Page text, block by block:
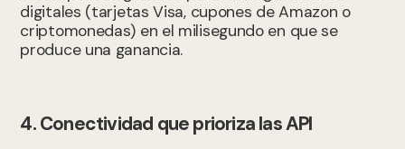
digitales (tarjetas Visa, cupones de Amazon o
criptomonedas) en el milisegundo en que se
produce una ganancia.
4. Conectividad que prioriza las API